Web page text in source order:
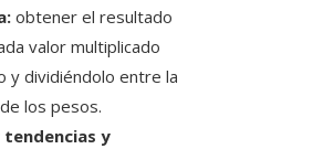
obtener el resultado
valor multiplicado
y dividiéndolo entre la
los pesos.
tendencias y